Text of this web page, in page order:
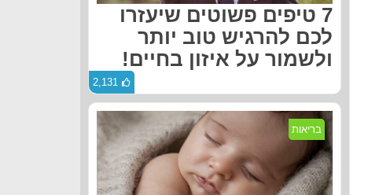
7 טיפים פשוטים שיעזרו
לכם להרגיש טוב יותר
ולשמור על איזון בחיים!
2,131
בריאות